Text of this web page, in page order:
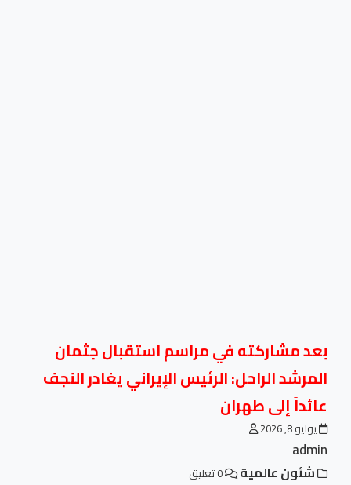
بعد مشاركته في مراسم استقبال جثمان
المرشد الراحل: الرئيس الإيراني يغادر النجف
عائداً إلى طهران
يوليو 8, 2026
admin
شئون عالمية